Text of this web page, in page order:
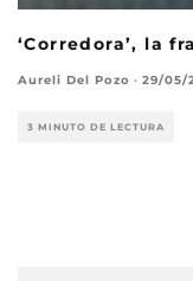
‘Corredora’, la
Aureli Del Pozo · 29/05/
3 MINUTO DE LECTURA